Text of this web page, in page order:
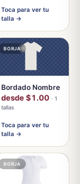
Toca para ver tu
talla →
BORJA
Bordado Nombre
desde $1.00 · 1
tallas
Toca para ver tu
talla →
BORJA